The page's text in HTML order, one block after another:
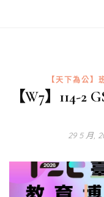
【天下為公】
【W7】114-2
29 5 月,